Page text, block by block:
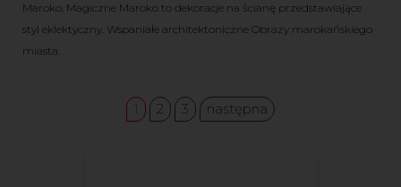
Maroko, Magiczne Maroko to dekoracje na ścianę przedstawiające
styl eklektyczny. Wspaniałe architektoniczne Obrazy marokańskiego
miasta.
1 2 3 następna